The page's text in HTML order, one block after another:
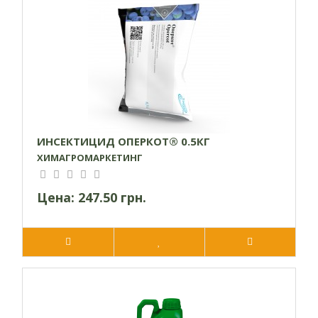
натриевым каналом. Симптомы действия
проявляются в виде сильного возбуждения
нервной системы, судом конечностей, с
последующим параличом и гибелью насекомых.
Особенности технологии введения
Влияет температура и влажность воздуха на
эффективность препарата?
Инсектицид применяется в широком интервале
температур и влажности воздуха. Для выявления
системных свойств препарата температура
должна быть не менее + 10 ° С
При соблюдении регламентов и норм применения
препарата проявлений фитотоксичности не
наблюдается.
смесях с другими препаратами?
ИНСЕКТИЦИД ОПЕРКОТ® 0.5КГ
ХИМАГРОМАРКЕТИНГ
Цена: 247.50 грн.